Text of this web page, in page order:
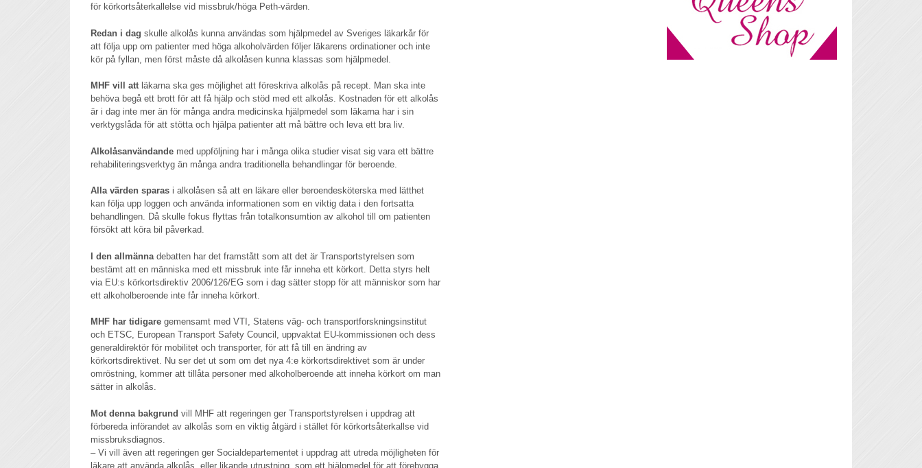
för körkortsåterkallelse vid missbruk/höga Peth-värden.
Redan i dag skulle alkolås kunna användas som hjälpmedel av Sveriges läkarkår för
att följa upp om patienter med höga alkoholvärden följer läkarens ordinationer och inte
kör på fyllan, men först måste då alkolåsen kunna klassas som hjälpmedel.
MHF vill attläkarna ska ges möjlighet att föreskriva alkolås på recept. Man ska inte
behöva begå ett brott för att få hjälp och stöd med ett alkolås. Kostnaden för ett alkolås
är i dag inte mer än för många andra medicinska hjälpmedel som läkarna har i sin
verktygslåda för att stötta och hjälpa patienter att må bättre och leva ett bra liv.
Alkolåsanvändande med uppföljning har i många olika studier visat sig vara ett bättre
rehabiliteringsverktyg än många andra traditionella behandlingar för beroende.
Alla värden sparas i alkolåsen så att en läkare eller beroendesköterska med lätthet
kan följa upp loggen och använda informationen som en viktig data i den fortsatta
behandlingen. Då skulle fokus flyttas från totalkonsumtion av alkohol till om patienten
försökt att köra bil påverkad.
I den allmänna debatten har det framstått som att det är Transportstyrelsen som
bestämt att en människa med ett missbruk inte får inneha ett körkort. Detta styrs helt
via EU:s körkortsdirektiv 2006/126/EG som i dag sätter stopp för att människor som har
ett alkoholberoende inte får inneha körkort.
MHF har tidigare gemensamt med VTI, Statens väg- och transportforskningsinstitut
och ETSC, European Transport Safety Council, uppvaktat EU-kommissionen och dess
generaldirektör för mobilitet och transporter, för att få till en ändring av
körkortsdirektivet. Nu ser det ut som om det nya 4:e körkortsdirektivet som är under
omröstning, kommer att tillåta personer med alkoholberoende att inneha körkort om man
sätter in alkolås.
Mot denna bakgrund vill MHF att regeringen ger Transportstyrelsen i uppdrag att
förbereda införandet av alkolås som en viktig åtgärd i stället för körkortsåterkallse vid
missbruksdiagnos.
– Vi vill även att regeringen ger Socialdepartementet i uppdrag att utreda möjligheten för
läkare att använda alkolås, eller likande utrustning, som ett hjälpmedel för att förebygga